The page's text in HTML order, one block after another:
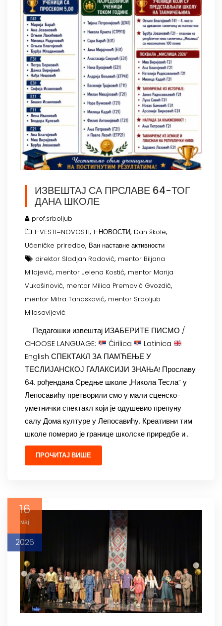
ИЗВЕШТАЈ СА ПРСЛАВЕ 64-ТОГ
ДАНА ШКОЛЕ
prof.srboljub
1-VESTI=NOVOSTI, 1-НОВОСТИ, Dan škole,
Učeničke priredbe, Ван наставне активности
direktor Sladjan Radović, mentor Biljana
Milojević, mentor Jelena Kostić, mentor Marija
Vukašinović, mentor Milica Premović Gvozdić,
mentor Mitra Tanasković, mentor Srboljub
Milosavljević
Педагошки извештај ИЗАБЕРИТЕ ПИСМО /
CHOOSE LANGUAGE:
Ćirilica
Latinica
English СПЕКТАКЛ ЗА ПАМЋЕЊЕ У
ТЕСЛИЈАНСКОЈ ГАЛАКСИЈИ ЗНАЊА! Прославу
64. рођендана Средње школе „Никола Тесла” у
Лепосавићу претворили смо у мали сценско-
уметнички спектакл који је одушевио препуну
салу Дома културе у Лепосавићу. Креативни тим
школе померио је границе школске приредбе и…
ПРОЧИТАЈ ВИШЕ
16
мај
2026